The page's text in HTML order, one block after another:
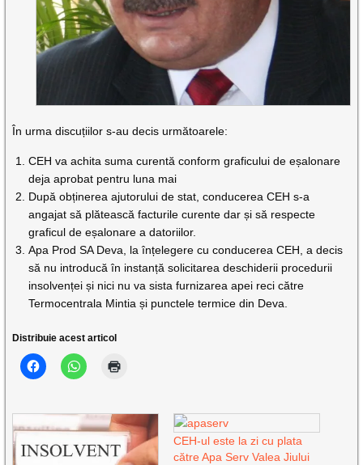
În urma discuțiilor s-au decis următoarele:
CEH va achita suma curentă conform graficului de eșalonare
deja aprobat pentru luna mai
După obținerea ajutorului de stat, conducerea CEH s-a
angajat să plătească facturile curente dar și să respecte
graficul de eșalonare a datoriilor.
Apa Prod SA Deva, la înțelegere cu conducerea CEH, a decis
să nu introducă în instanță solicitarea deschiderii procedurii
insolvenței și nici nu va sista furnizarea apei reci către
Termocentrala Mintia și punctele termice din Deva.
Distribuie acest articol
CEH-ul este la zi cu plata
către Apa Serv Valea Jiului